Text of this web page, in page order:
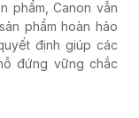
phẩm, Canon vẫn
phẩm hoàn hảo
định giúp các
đứng vững chắc